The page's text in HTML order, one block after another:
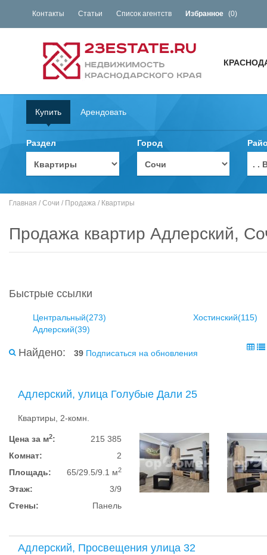
Контакты Статьи Список агентств Избранное (0)
Купить Арендовать
Раздел Город
. .
Главная / Сочи / Продажа / Квартиры
Продажа квартир Адлерский,
Быстрые ссылки
Центральный(273)
Хостинский(115)
Адлерский(39)
Найдено: 39 Подписаться на обновления
Адлерский, улица Голубые Дали 25
Квартиры, 2-комн.
Цена за м2:
215 385
Комнат:
2
Площадь:
65/29.5/9.1 м2
Этаж:
3/9
Стены:
Панель
Адлерский, Просвещения улица 32